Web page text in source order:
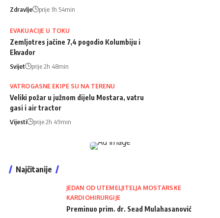
Zdravlje prije 1h 54min
EVAKUACIJE U TOKU
Zemljotres jačine 7,4 pogodio Kolumbiju i
Ekvador
Svijet prije 2h 48min
VATROGASNE EKIPE SU NA TERENU
Veliki požar u južnom dijelu Mostara, vatru
gasi i air tractor
Vijesti prije 2h 49min
Najčitanije
JEDAN OD UTEMELJITELJA MOSTARSKE
KARDIOHIRURGIJE
Preminuo prim. dr. Sead Mulahasanović